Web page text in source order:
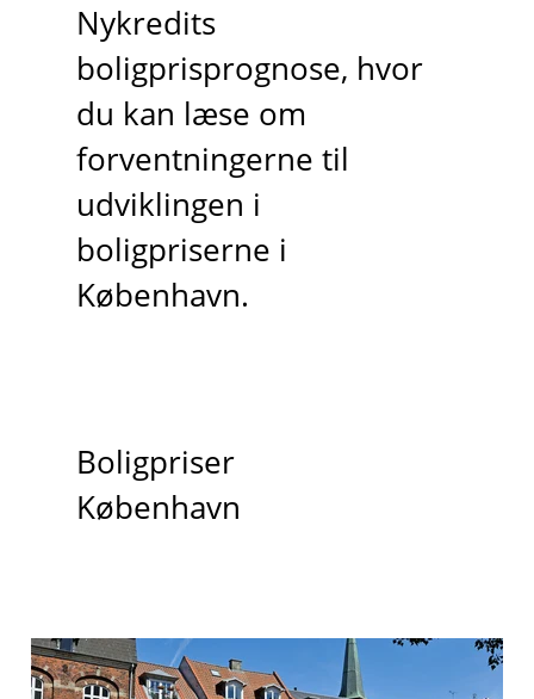
Nykredits
boligprisprognose, hvor
du kan læse om
forventningerne til
udviklingen i
boligpriserne i
København.
Boligpriser
København